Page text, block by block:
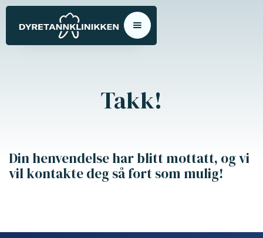
Takk!
Din henvendelse har blitt mottatt, og vi
vil kontakte deg så fort som mulig!